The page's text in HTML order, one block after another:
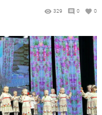
329 0 0